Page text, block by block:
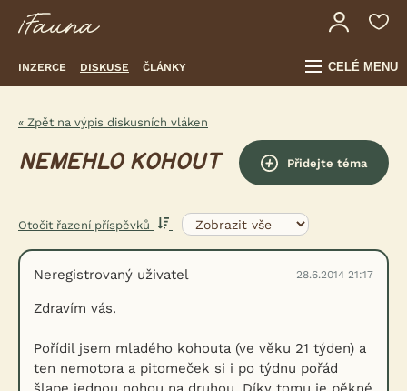
INZERCE DISKUSE ČLÁNKY CELÉ MENU
« Zpět na výpis diskusních vláken
NEMEHLO KOHOUT Přidejte téma
Otočit řazení příspěvků
Neregistrovaný uživatel 28.6.2014 21:17
Zdravím vás.
Pořídil jsem mladého kohouta (ve věku 21 týden) a
ten nemotora a pitomeček si i po týdnu pořád